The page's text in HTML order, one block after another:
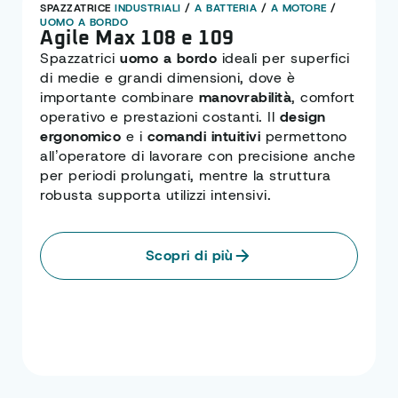
SPAZZATRICE INDUSTRIALI / A BATTERIA / A MOTORE /
UOMO A BORDO
Agile Max 108 e 109
Spazzatrici uomo a bordo ideali per superfici
di medie e grandi dimensioni, dove è
importante combinare manovrabilità, comfort
operativo e prestazioni costanti. Il design
ergonomico e i comandi intuitivi permettono
all’operatore di lavorare con precisione anche
per periodi prolungati, mentre la struttura
robusta supporta utilizzi intensivi.
Scopri di più